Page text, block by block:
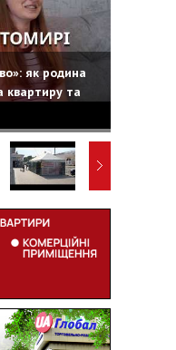
як родина
та